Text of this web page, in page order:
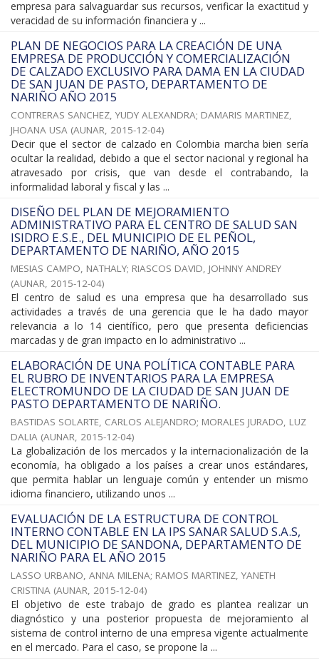
empresa para salvaguardar sus recursos, verificar la exactitud y
veracidad de su información financiera y ...
PLAN DE NEGOCIOS PARA LA CREACIÓN DE UNA
EMPRESA DE PRODUCCIÓN Y COMERCIALIZACIÓN
DE CALZADO EXCLUSIVO PARA DAMA EN LA CIUDAD
DE SAN JUAN DE PASTO, DEPARTAMENTO DE
NARIÑO AÑO 2015
CONTRERAS SANCHEZ, YUDY ALEXANDRA; DAMARIS MARTINEZ,
JHOANA USA (AUNAR, 2015-12-04)
Decir que el sector de calzado en Colombia marcha bien sería
ocultar la realidad, debido a que el sector nacional y regional ha
atravesado por crisis, que van desde el contrabando, la
informalidad laboral y fiscal y las ...
DISEÑO DEL PLAN DE MEJORAMIENTO
ADMINISTRATIVO PARA EL CENTRO DE SALUD SAN
ISIDRO E.S.E., DEL MUNICIPIO DE EL PEÑOL,
DEPARTAMENTO DE NARIÑO, AÑO 2015
MESIAS CAMPO, NATHALY; RIASCOS DAVID, JOHNNY ANDREY
(AUNAR, 2015-12-04)
El centro de salud es una empresa que ha desarrollado sus
actividades a través de una gerencia que le ha dado mayor
relevancia a lo 14 científico, pero que presenta deficiencias
marcadas y de gran impacto en lo administrativo ...
ELABORACIÓN DE UNA POLÍTICA CONTABLE PARA
EL RUBRO DE INVENTARIOS PARA LA EMPRESA
ELECTROMUNDO DE LA CIUDAD DE SAN JUAN DE
PASTO DEPARTAMENTO DE NARIÑO.
BASTIDAS SOLARTE, CARLOS ALEJANDRO; MORALES JURADO, LUZ
DALIA (AUNAR, 2015-12-04)
La globalización de los mercados y la internacionalización de la
economía, ha obligado a los países a crear unos estándares,
que permita hablar un lenguaje común y entender un mismo
idioma financiero, utilizando unos ...
EVALUACIÓN DE LA ESTRUCTURA DE CONTROL
INTERNO CONTABLE EN LA IPS SANAR SALUD S.A.S,
DEL MUNICIPIO DE SANDONA, DEPARTAMENTO DE
NARIÑO PARA EL AÑO 2015
LASSO URBANO, ANNA MILENA; RAMOS MARTINEZ, YANETH
CRISTINA (AUNAR, 2015-12-04)
El objetivo de este trabajo de grado es plantea realizar un
diagnóstico y una posterior propuesta de mejoramiento al
sistema de control interno de una empresa vigente actualmente
en el mercado. Para el caso, se propone la ...